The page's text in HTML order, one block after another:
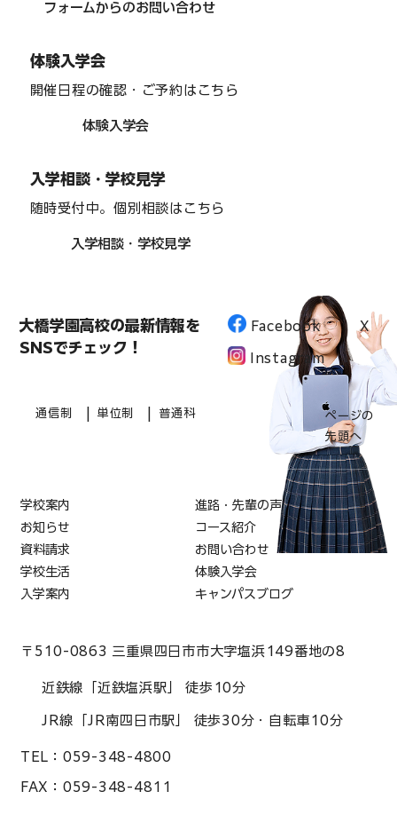
フォームからのお問い合わせ
体験入学会
開催日程の確認・ご予約はこちら
体験入学会
入学相談・学校見学
随時受付中。個別相談はこちら
入学相談・学校見学
大橋学園高校の最新情報を
SNSでチェック！
Facebook
Instagram
X
通信制 単位制 普通科
ページの
先頭へ
〒510-0863 三重県四日市市大字塩浜149番地の8
近鉄線「近鉄塩浜駅」 徒歩10分
JR線「JR南四日市駅」 徒歩30分・自転車10分
TEL： 059-348-4800
FAX： 059-348-4811
学校案内
進路・先輩の声
お知らせ
コース紹介
資料請求
お問い合わせ
学校生活
体験入学会
入学案内
キャンパスブログ